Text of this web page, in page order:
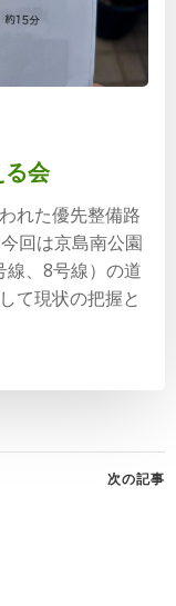
会
れた優先整備路
回は京島南公園
線、8号線）の道
て現状の把握と
次の記事